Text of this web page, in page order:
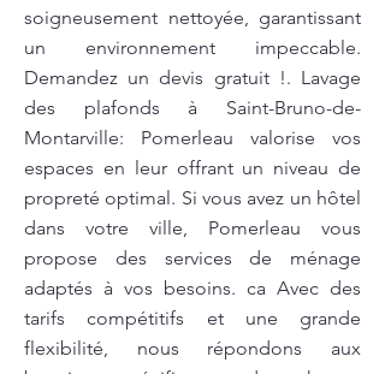
soigneusement nettoyée, garantissant
un environnement impeccable.
Demandez un devis gratuit !. Lavage
des plafonds à Saint-Bruno-de-
Montarville: Pomerleau valorise vos
espaces en leur offrant un niveau de
propreté optimal. Si vous avez un hôtel
dans votre ville, Pomerleau vous
propose des services de ménage
adaptés à vos besoins. ca Avec des
tarifs compétitifs et une grande
flexibilité, nous répondons aux